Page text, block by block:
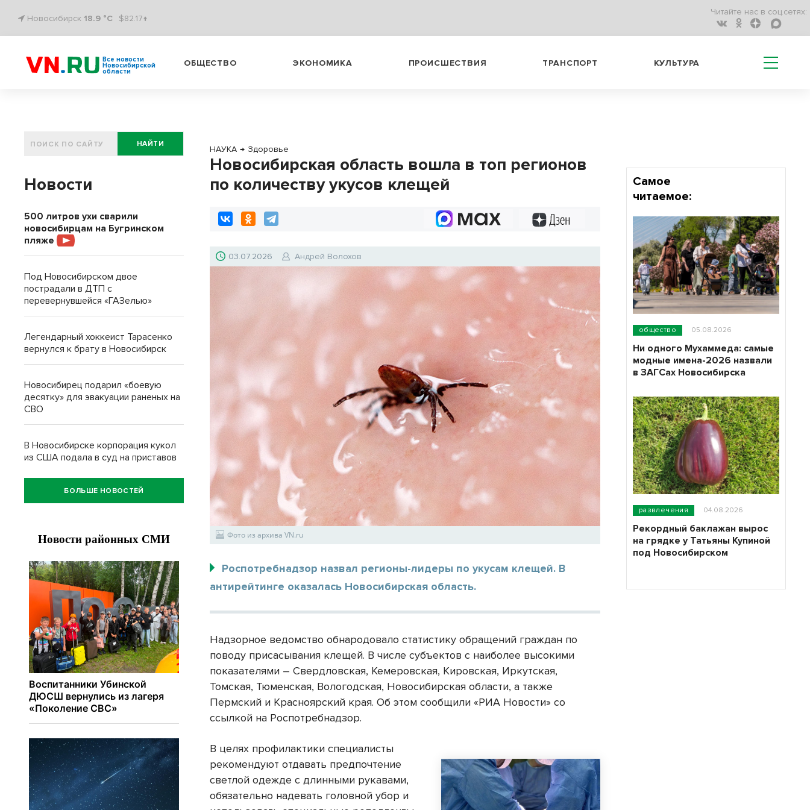
Новосибирск 18.9 °C $82.17↑
Читайте нас в соц.сетях:
Все новости
Новосибирской
области
ОБЩЕСТВО ЭКОНОМИКА ПРОИСШЕСТВИЯ ТРАНСПОРТ КУЛЬТУРА
НАУКА → Здоровье
Новосибирская область вошла в топ регионов
по количеству укусов клещей
03.07.2026 Андрей Волохов
Фото из архива VN.ru
Роспотребнадзор назвал регионы-лидеры по укусам клещей. В
антирейтинге оказалась Новосибирская область.
Надзорное ведомство обнародовало статистику обращений граждан по
поводу присасывания клещей. В числе субъектов с наиболее высокими
показателями – Свердловская, Кемеровская, Кировская, Иркутская,
Томская, Тюменская, Вологодская, Новосибирская области, а также
Пермский и Красноярский края. Об этом сообщили «РИА Новости» со
ссылкой на Роспотребнадзор.
В целях профилактики специалисты
рекомендуют отдавать предпочтение
светлой одежде с длинными рукавами,
обязательно надевать головной убор и
НАЙТИ
Новости
500 литров ухи сварили
новосибирцам на Бугринском
пляже
Под Новосибирском двое
пострадали в ДТП с
перевернувшейся «ГАЗелью»
Легендарный хоккеист Тарасенко
вернулся к брату в Новосибирск
Новосибирец подарил «боевую
десятку» для эвакуации раненых на
СВО
В Новосибирске корпорация кукол
из США подала в суд на приставов
БОЛЬШЕ НОВОСТЕЙ
Самое
читаемое:
общество 05.08.2026
Ни одного Мухаммеда: самые
модные имена-2026 назвали
в ЗАГСах Новосибирска
развлечения 04.08.2026
Рекордный баклажан вырос
на грядке у Татьяны Купиной
под Новосибирском